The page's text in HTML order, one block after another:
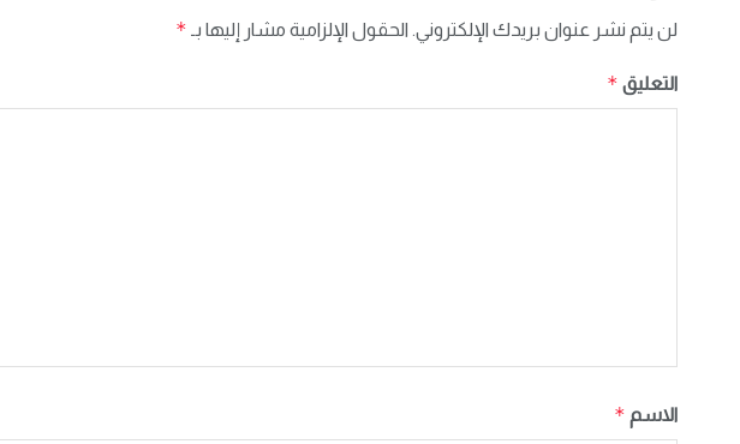
لن يتم نشر عنوان بريدك الإلكتروني. الحقول الإلزامية مشار إليها بـ *
التعليق *
الاسم *